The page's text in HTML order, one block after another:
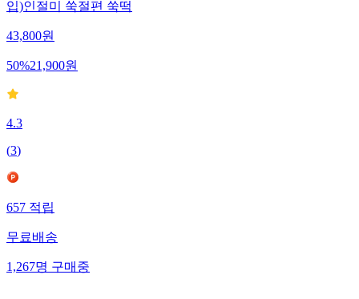
입)인절미 쑥절편 쑥떡
43,800원
50%21,900원
4.3
(3)
657적립
무료배송
1,267명구매중